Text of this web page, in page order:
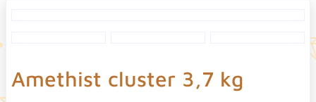
Amethist cluster 3,7 kg